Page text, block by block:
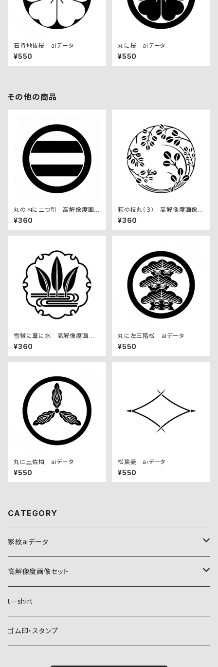
石持地抜桜 aiデータ
¥550
丸に桜 aiデータ
¥550
その他の商品
丸の内に二つ引 高解像度画
像セット
¥360
萩の枝丸（３） 高解像度画像セ
ット
¥360
雪輪に葦に水 高解像度画像
セット
¥360
丸に左三階松 aiデータ
¥550
丸に土佐柏 aiデータ
¥550
松葉菱 aiデータ
¥550
CATEGORY
家紋aiデータ
自然紋
稲妻
霞
植物紋
葵
動物紋
高解像度画像セット
自然紋
稲妻
植物紋
tーshirt
ゴム印・スタンプ